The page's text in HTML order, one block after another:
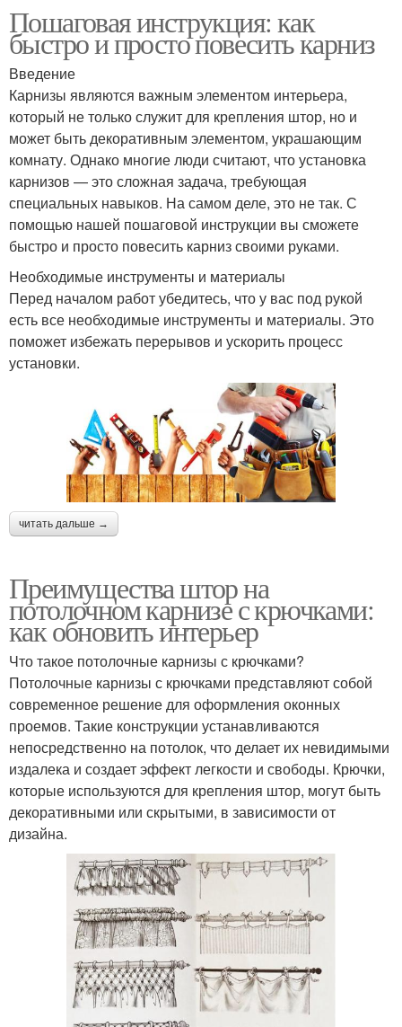
Пошаговая инструкция: как
быстро и просто повесить карниз
Введение
Карнизы являются важным элементом интерьера,
который не только служит для крепления штор, но и
может быть декоративным элементом, украшающим
комнату. Однако многие люди считают, что установка
карнизов — это сложная задача, требующая
специальных навыков. На самом деле, это не так. С
помощью нашей пошаговой инструкции вы сможете
быстро и просто повесить карниз своими руками.
Необходимые инструменты и материалы
Перед началом работ убедитесь, что у вас под рукой
есть все необходимые инструменты и материалы. Это
поможет избежать перерывов и ускорить процесс
установки.
читать дальше →
Преимущества штор на
потолочном карнизе с крючками:
как обновить интерьер
Что такое потолочные карнизы с крючками?
Потолочные карнизы с крючками представляют собой
современное решение для оформления оконных
проемов. Такие конструкции устанавливаются
непосредственно на потолок, что делает их невидимыми
издалека и создает эффект легкости и свободы. Крючки,
которые используются для крепления штор, могут быть
декоративными или скрытыми, в зависимости от
дизайна.